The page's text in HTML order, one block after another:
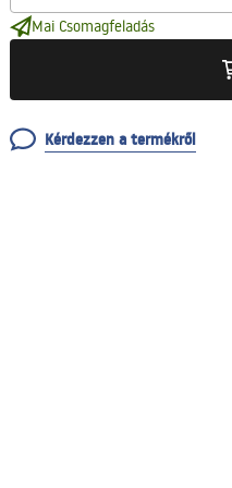
Mai Csomagfeladás
Kérdezzen a termékről